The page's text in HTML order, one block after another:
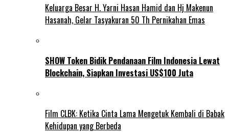
Keluarga Besar H. Yarni Hasan Hamid dan Hj Makenun
Hasanah, Gelar Tasyakuran 50 Th Pernikahan Emas
SHOW Token Bidik Pendanaan Film Indonesia Lewat
Blockchain, Siapkan Investasi US$100 Juta
Film CLBK: Ketika Cinta Lama Mengetuk Kembali di Babak
Kehidupan yang Berbeda